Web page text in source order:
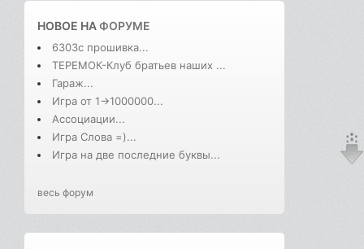
НОВОЕ НАФОРУМЕ
6303с прошивка...
ТЕРЕМОК-Клуб братьев наших ...
Гараж...
Игра от 1->1000000...
Ассоциации...
Игра Слова =)...
Игра на две последние буквы...
весь форум